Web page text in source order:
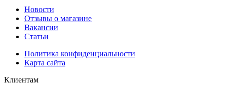
Новости
Отзывы о магазине
Вакансии
Статьи
Политика конфиденциальности
Карта сайта
Клиентам